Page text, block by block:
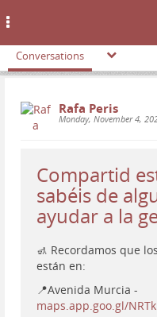
Conversations
Rafa Peris
Monday, November 4,
Compartid
sabéis de
ayudar a la
🚮 Recordamos que
están en:
📍Avenida Murcia -
maps.app.goo.gl/